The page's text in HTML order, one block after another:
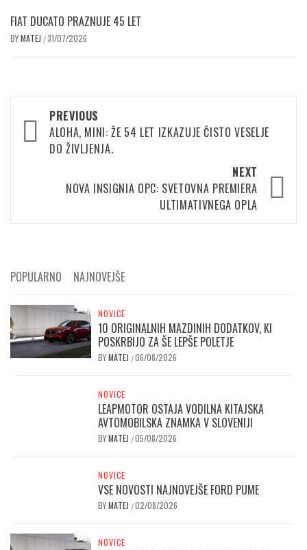
FIAT DUCATO PRAZNUJE 45 LET
BYMATEJ /31/07/2026
Post
navigation
PREVIOUS
ALOHA, MINI: ŽE 54 LET IZKAZUJE ČISTO VESELJE
DO ŽIVLJENJA.
NEXT
NOVA INSIGNIA OPC: SVETOVNA PREMIERA
ULTIMATIVNEGA OPLA
POPULARNO NAJNOVEJŠE
NOVICE
10 ORIGINALNIH MAZDINIH DODATKOV, KI
POSKRBIJO ZA ŠE LEPŠE POLETJE
BYMATEJ /06/08/2026
NOVICE
LEAPMOTOR OSTAJA VODILNA KITAJSKA
AVTOMOBILSKA ZNAMKA V SLOVENIJI
BYMATEJ /05/08/2026
NOVICE
VSE NOVOSTI NAJNOVEJŠE FORD PUME
BYMATEJ /02/08/2026
NOVICE